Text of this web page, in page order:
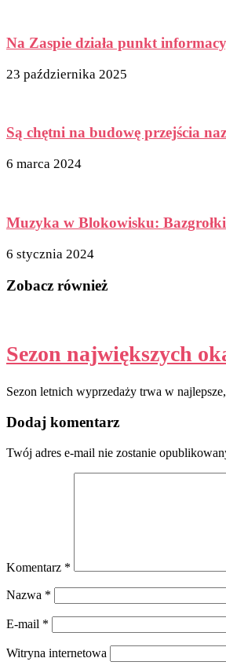
Na Zaspie działa punkt
23 października 2025
Są chętni na budowę przejścia
6 marca 2024
Muzyka w Blokowisku:
6 stycznia 2024
Zobacz również
Sezon największych
Sezon letnich wyprzedaży trwa w
Dodaj komentarz
Twój adres e-mail nie zostanie
Komentarz *
Nazwa *
E-mail *
Witryna internetowa